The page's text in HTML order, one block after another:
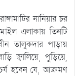
নানিয়ার চর
এলাকায় তিনটি
তালুকদার পাড়ায়
জ্বালিয়ে, পুড়িয়ে,
হবেন যে, আক্রমণ